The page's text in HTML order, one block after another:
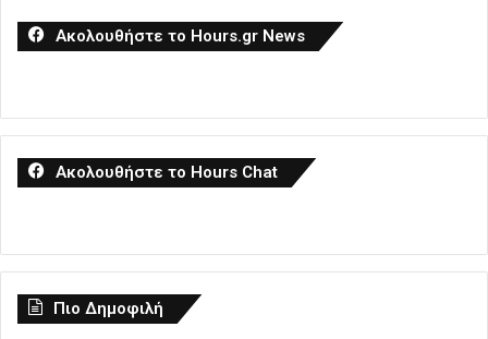
Ακολουθήστε το Hours.gr News
Ακολουθήστε το Hours Chat
Πιο Δημοφιλή